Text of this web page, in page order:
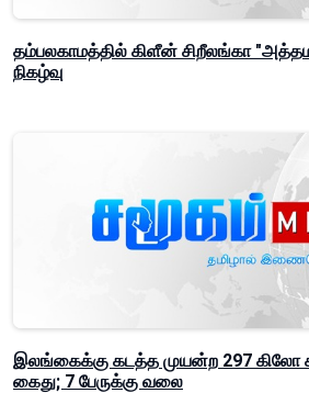
தம்பலகாமத்தில் கிளீன் சிறீலங்கா
நிகழ்வு
இலங்கைக்கு கடத்த முயன்ற 297 கிலோ
கைது; 7 பேருக்கு வலை